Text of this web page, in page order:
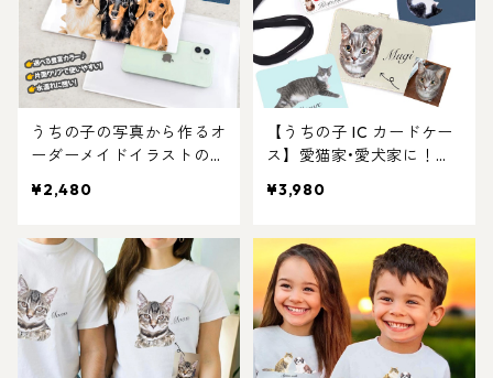
うちの子の写真から作るオ
ーダーメイドイラストのク
れオリジナルグッズ・プレ
¥2,480
【うちの子 IC カードケー
ス】愛猫家•愛犬家に！お
ト作成！世界に一つだけの
ます♪
¥3,980